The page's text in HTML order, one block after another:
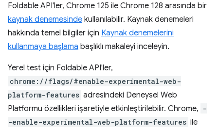
Foldable API'ler, Chrome 125 ile Chrome 128 arasında bir
kaynak denemesinde kullanılabilir. Kaynak denemeleri
hakkında temel bilgiler için Kaynak denemelerini
kullanmaya başlama başlıklı makaleyi inceleyin.
Yerel test için Foldable API'ler,
chrome://flags/#enable-experimental-web-
platform-features adresindeki Deneysel Web
Platformu özellikleri işaretiyle etkinleştirilebilir. Chrome, -
-enable-experimental-web-platform-features ile